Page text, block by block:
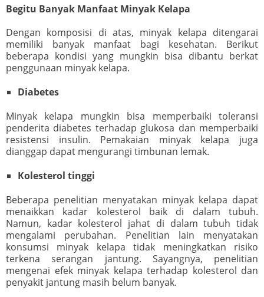
Begitu Banyak Manfaat Minyak Kelapa
Dengan komposisi di atas, minyak kelapa ditengarai
memiliki banyak manfaat bagi kesehatan. Berikut
beberapa kondisi yang mungkin bisa dibantu berkat
penggunaan minyak kelapa.
Diabetes
Minyak kelapa mungkin bisa memperbaiki toleransi
penderita diabetes terhadap glukosa dan memperbaiki
resistensi insulin. Pemakaian minyak kelapa juga
dianggap dapat mengurangi timbunan lemak.
Kolesterol tinggi
Beberapa penelitian menyatakan minyak kelapa dapat
menaikkan kadar kolesterol baik di dalam tubuh.
Namun, kadar kolesterol jahat di dalam tubuh tidak
mengalami perubahan. Penelitian lain menyatakan
konsumsi minyak kelapa tidak meningkatkan risiko
terkena serangan jantung. Sayangnya, penelitian
mengenai efek minyak kelapa terhadap kolesterol dan
penyakit jantung masih belum banyak.